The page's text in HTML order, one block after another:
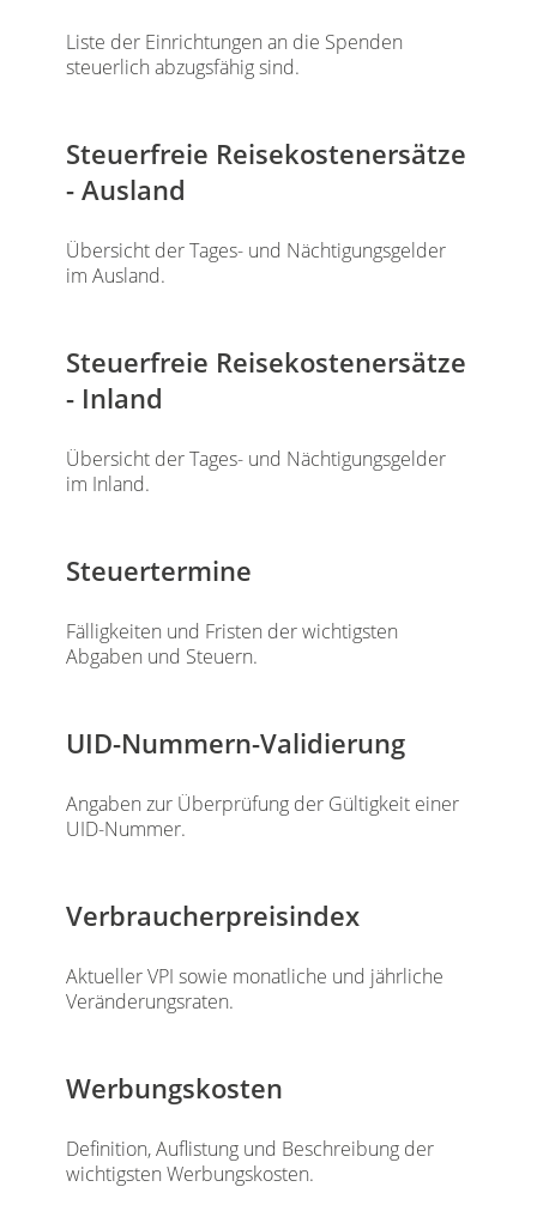
Liste der Einrichtungen an die Spenden
steuerlich abzugsfähig sind.
Steuerfreie Reisekostenersätze
- Ausland
Übersicht der Tages- und Nächtigungsgelder
im Ausland.
Steuerfreie Reisekostenersätze
- Inland
Übersicht der Tages- und Nächtigungsgelder
im Inland.
Steuertermine
Fälligkeiten und Fristen der wichtigsten
Abgaben und Steuern.
UID-Nummern-Validierung
Angaben zur Überprüfung der Gültigkeit einer
UID-Nummer.
Verbraucherpreisindex
Aktueller VPI sowie monatliche und jährliche
Veränderungsraten.
Werbungskosten
Definition, Auflistung und Beschreibung der
wichtigsten Werbungskosten.